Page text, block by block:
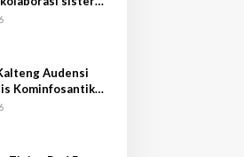
Lampung
Audensi
Kominfosantik